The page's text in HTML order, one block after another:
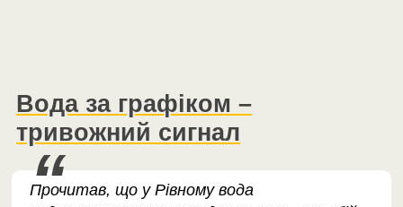
Вода за графіком –
тривожний сигнал
Прочитав, що у Рівному вода